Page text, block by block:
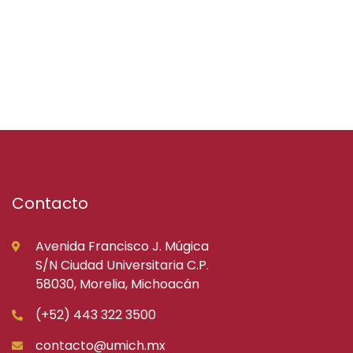
Contacto
Avenida Francisco J. Múgica
S/N Ciudad Universitaria C.P.
58030, Morelia, Michoacán
(+52) 443 322 3500
contacto@umich.mx